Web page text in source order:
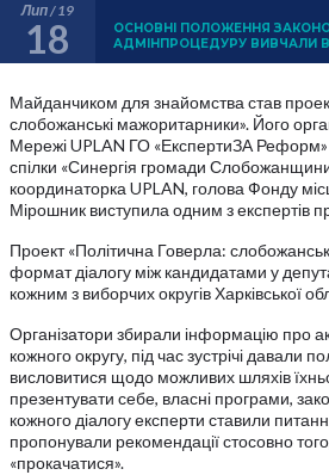
Лип / 19
18
ОСНОВНІ ПОЛОЖЕННЯ
АДМІНПРОЦЕДУРУ ВИВЧАЛИ В
Майданчиком для знайомства став
слобожанські мажоритарники». Його
Мережі UPLAN ГО «ЕкспертиЗА Реформ»
спілки «Синергія громади
координаторка UPLAN, голова Фонду
Мірошник виступила одним з експертів
Проект «Політична Говерла:
формат діалогу між кандидатами у
кожним з виборчих округів Харківської
Організатори збирали інформацію про
кожного округу, під час зустрічі давали
висловитися щодо можливих шляхів
презентувати себе, власні програми,
кожного діалогу експерти ставили
пропонували рекомендації стосовно
«прокачатися».